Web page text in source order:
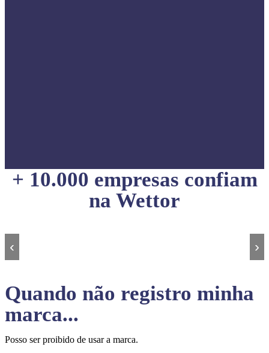
+ 10.000 empresas confiam
na Wettor
‹ ›
Quando não registro minha
marca...
Posso ser proibido de usar a marca.